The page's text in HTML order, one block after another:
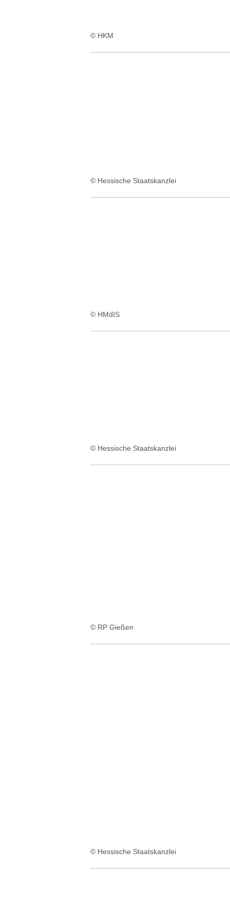
© HKM
© Hessische Staatskanzlei
© HMdIS
© Hessische Staatskanzlei
© RP Gießen
© Hessische Staatskanzlei